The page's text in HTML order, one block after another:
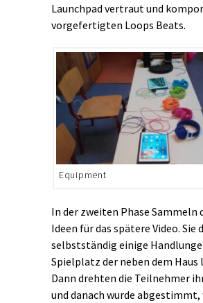
Launchpad vertraut und
vorgefertigten Loops Beats.
Equipment
In der zweiten Phase Sammeln
Ideen für das spätere Video. Sie
selbstständig einige
Spielplatz der neben dem Haus
Dann drehten die Teilnehmer
und danach wurde